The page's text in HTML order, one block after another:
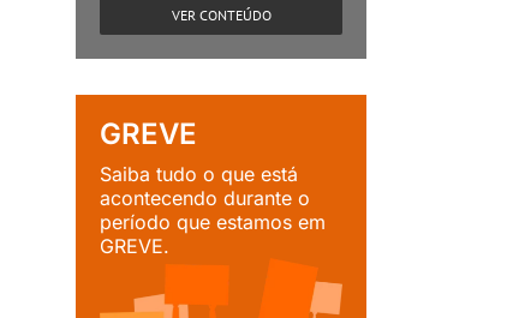
VER CONTEÚDO
GREVE
Saiba tudo o que está
acontecendo durante o
período que estamos em
GREVE.